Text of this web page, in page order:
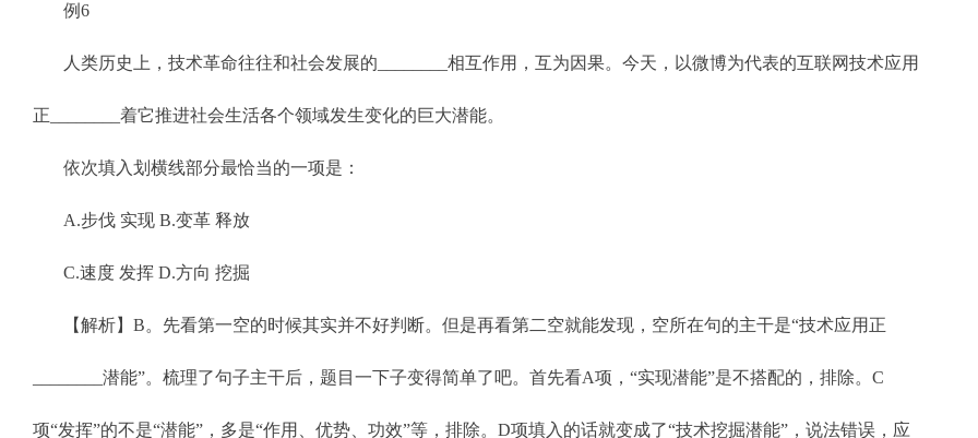
例6
人类历史上，技术革命往往和社会发展的________相互作用，互为因果。今天，以微博为代表的互联网技术应用
正________着它推进社会生活各个领域发生变化的巨大潜能。
依次填入划横线部分最恰当的一项是：
A.步伐 实现 B.变革 释放
C.速度 发挥 D.方向 挖掘
【解析】B。先看第一空的时候其实并不好判断。但是再看第二空就能发现，空所在句的主干是“技术应用正
________潜能”。梳理了句子主干后，题目一下子变得简单了吧。首先看A项，“实现潜能”是不搭配的，排除。C
项“发挥”的不是“潜能”，多是“作用、优势、功效”等，排除。D项填入的话就变成了“技术挖掘潜能”，说法错误，应